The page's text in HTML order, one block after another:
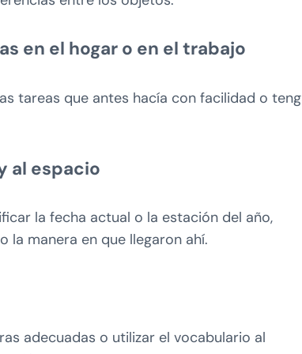
en el hogar o en el trabajo
tareas que antes hacía con facilidad o
al espacio
la fecha actual o la estación del año,
la manera en que llegaron ahí.
adecuadas o utilizar el vocabulario al